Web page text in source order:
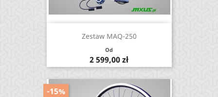
Zestaw MAQ-250
Od
Cena
2 599,00 zł
-15%